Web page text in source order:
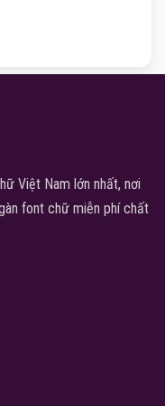
Việt Nam lớn nhất, nơi
font chữ miễn phí chất